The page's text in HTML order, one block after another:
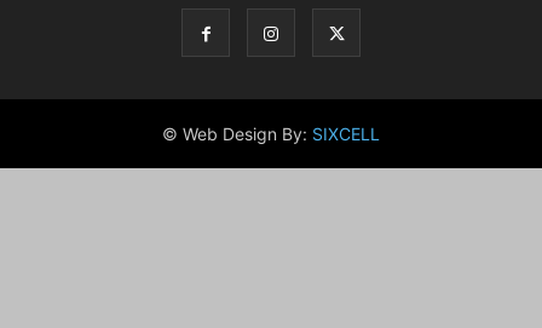
© Web Design By: SIXCELL